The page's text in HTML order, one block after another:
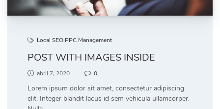
Local SEO,PPC Management
POST WITH IMAGES INSIDE
abril 7, 2020 0
Lorem ipsum dolor sit amet, consectetur adipiscing
elit. Integer blandit lacus id sem vehicula ullamcorper.